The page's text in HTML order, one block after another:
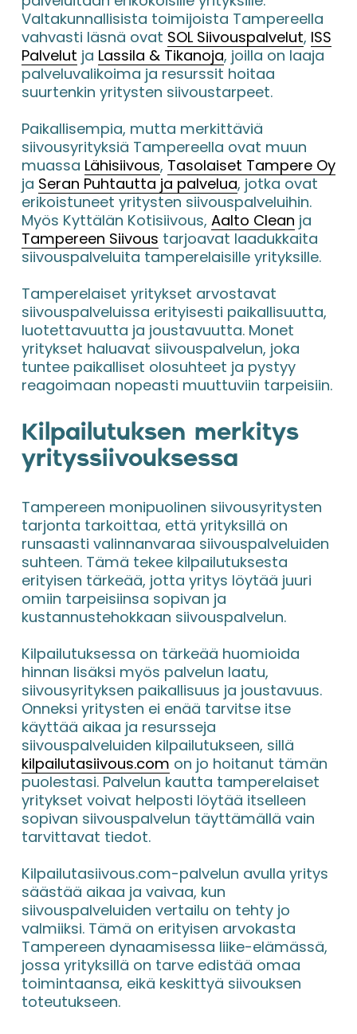
Valtakunnallisista toimijoista Tampereella
vahvasti läsnä ovat SOL Siivouspalvelut, ISS
Palvelut ja Lassila & Tikanoja, joilla on laaja
palveluvalikoima ja resurssit hoitaa
suurtenkin yritysten siivoustarpeet.
Paikallisempia, mutta merkittäviä
siivousyrityksiä Tampereella ovat muun
muassa Lähisiivous, Tasolaiset Tampere Oy
ja Seran Puhtautta ja palvelua, jotka ovat
erikoistuneet yritysten siivouspalveluihin.
Myös Kyttälän Kotisiivous, Aalto Clean
Tampereen Siivous tarjoavat laadukkaita
siivouspalveluita tamperelaisille yrityksille.
Tamperelaiset yritykset arvostavat
siivouspalveluissa erityisesti paikallisuutta,
luotettavuutta ja joustavuutta. Monet
yritykset haluavat siivouspalvelun, joka
tuntee paikalliset olosuhteet ja pystyy
reagoimaan nopeasti muuttuviin tarpeisiin.
Kilpailutuksen merkitys
yrityssiivouksessa
Tampereen monipuolinen siivousyritysten
tarjonta tarkoittaa, että yrityksillä on
runsaasti valinnanvaraa siivouspalveluiden
suhteen. Tämä tekee kilpailutuksesta
erityisen tärkeää, jotta yritys löytää juuri
omiin tarpeisiinsa sopivan ja
kustannustehokkaan siivouspalvelun.
Kilpailutuksessa on tärkeää huomioida
hinnan lisäksi myös palvelun laatu,
siivousyrityksen paikallisuus ja joustavuus.
Onneksi yritysten ei enää tarvitse itse
käyttää aikaa ja resursseja
kilpailutasiivous.com on jo hoitanut tämän
puolestasi. Palvelun kautta tamperelaiset
yritykset voivat helposti löytää itselleen
sopivan siivouspalvelun täyttämällä vain
tarvittavat tiedot.
Kilpailutasiivous.com-palvelun avulla yritys
säästää aikaa ja vaivaa, kun
siivouspalveluiden vertailu on tehty jo
valmiiksi. Tämä on erityisen arvokasta
Tampereen dynaamisessa liike-elämässä,
jossa yrityksillä on tarve edistää omaa
toimintaansa, eikä keskittyä siivouksen
toteutukseen.